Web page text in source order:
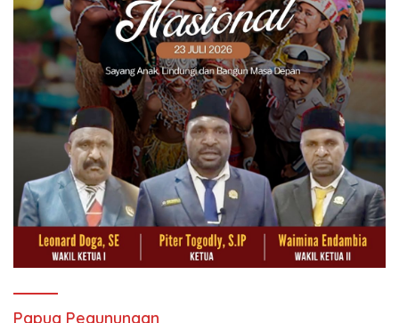
Papua Pegunungan